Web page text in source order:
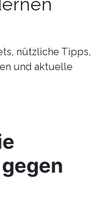
nützliche Tipps,
und aktuelle